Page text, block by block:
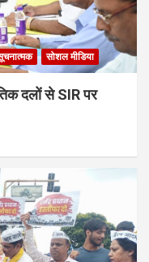
सोशल मीडिया
दलों से SIR पर